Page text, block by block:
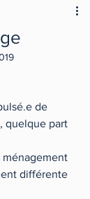
de
quelque part
ménagement
différente